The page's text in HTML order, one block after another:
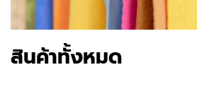
สินค้าทั้งหมด